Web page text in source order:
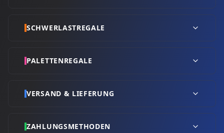
SCHWERLASTREGALE
PALETTENREGALE
VERSAND & LIEFERUNG
ZAHLUNGSMETHODEN